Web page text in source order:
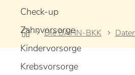
Check-up
Zahnvorsorge
Kindervorsorge
Krebsvorsorge
Die BAHN-BKK